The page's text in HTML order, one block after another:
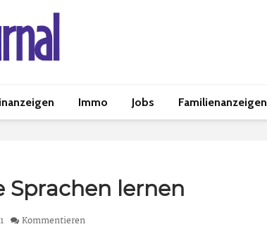
Immo Jobs Familienanzeigen
Sprachen lernen
Kommentieren